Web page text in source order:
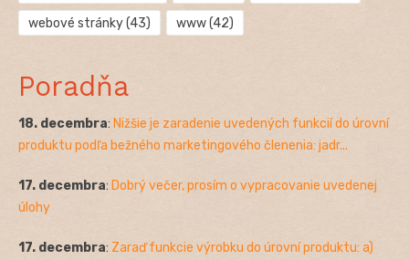
webové stránky(43) www(42)
Poradňa
18. decembra: Nižšie je zaradenie uvedených funkcií do úrovní
produktu podľa bežného marketingového členenia: jadr...
17. decembra: Dobrý večer, prosím o vypracovanie uvedenej
úlohy
17. decembra: Zaraď funkcie výrobku do úrovní produktu: a)